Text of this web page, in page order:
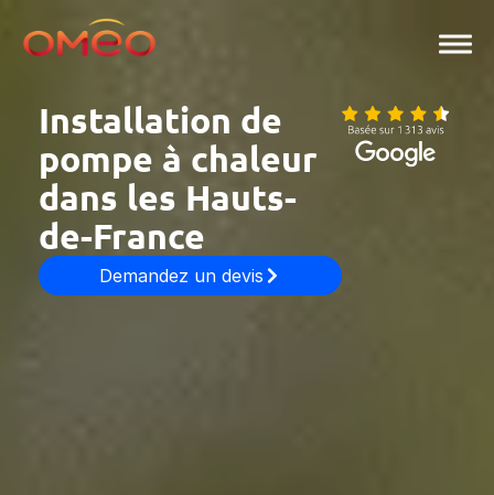
contenu
Installation de
pompe à chaleur
dans les Hauts-
de-France
Demandez un devis